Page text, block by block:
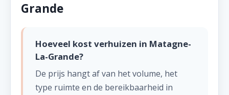
Grande
Hoeveel kost verhuizen in Matagne-
La-Grande?
De prijs hangt af van het volume, het
type ruimte en de bereikbaarheid in